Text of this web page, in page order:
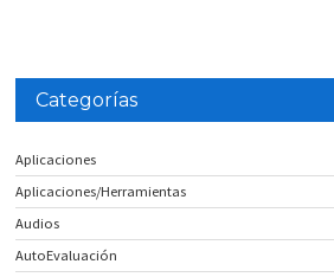
Categorías
Aplicaciones
Aplicaciones/Herramientas
Audios
AutoEvaluación